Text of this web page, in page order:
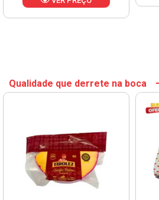
Qualidade que derrete na boca